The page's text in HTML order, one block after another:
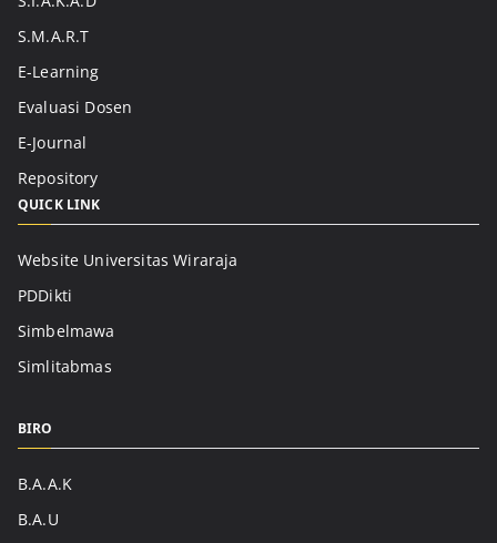
S.M.A.R.T
E-Learning
Evaluasi Dosen
E-Journal
Repository
QUICK LINK
Website Universitas Wiraraja
PDDikti
Simbelmawa
Simlitabmas
BIRO
B.A.A.K
B.A.U